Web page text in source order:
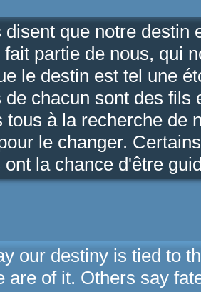
disent que notre destin
partie de nous, qui
le destin est tel une
de chacun sont des fils
tous à la recherche de
le changer.
ont la chance d'être
our destiny is tied to
are of it. Others say